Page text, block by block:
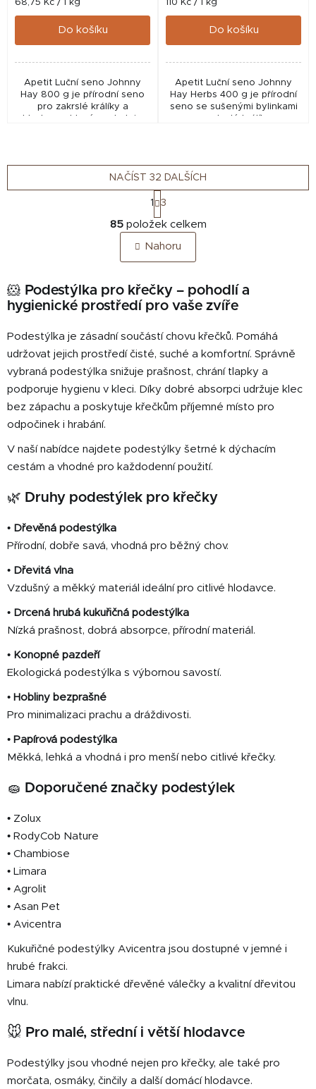
Měrná
cena:
68,75 Kč / 1 kg
Do košíku
Apetit Luční seno Johnny
Hay 800 g je přírodní seno
pro zakrslé králíky a
Měrná
cena:
110 Kč / 1 kg
Do košíku
Apetit Luční seno Johnny
Hay Herbs 400 g je přírodní
seno se sušenými bylinkami
O
v
l
á
d
a
c
p
r
v
k
y
p
i
u
NAČÍST 32 DALŠÍCH
S
t
r
á
n
k
v
á
í
1 3
85položek celkem
Nahoru
🐹 Podestýlka pro křečky – pohodlí a
hygienické prostředí pro vaše zvíře
Podestýlka je zásadní součástí chovu křečků. Pomáhá
udržovat jejich prostředí čisté, suché a komfortní. Správně
vybraná podestýlka snižuje prašnost, chrání tlapky a
podporuje hygienu v kleci. Díky dobré absorpci udržuje klec
bez zápachu a poskytuje křečkům příjemné místo pro
odpočinek i hrabání.
V naší nabídce najdete podestýlky šetrné k dýchacím
cestám a vhodné pro každodenní použití.
🌿 Druhy podestýlek pro křečky
• Dřevěná podestýlka
Přírodní, dobře savá, vhodná pro běžný chov.
• Dřevitá vlna
Vzdušný a měkký materiál ideální pro citlivé hlodavce.
• Drcená hrubá kukuřičná podestýlka
Nízká prašnost, dobrá absorpce, přírodní materiál.
• Konopné pazdeří
Ekologická podestýlka s výbornou savostí.
• Hobliny bezprašné
Pro minimalizaci prachu a dráždivosti.
• Papírová podestýlka
Měkká, lehká a vhodná i pro menší nebo citlivé křečky.
🧽 Doporučené značky podestýlek
• Zolux
• RodyCob Nature
• Chambiose
• Limara
• Agrolit
• Asan Pet
• Avicentra
Kukuřičné podestýlky Avicentra jsou dostupné v jemné i
hrubé frakci.
Limara nabízí praktické dřevěné válečky a kvalitní dřevitou
vlnu.
🐭 Pro malé, střední i větší hlodavce
Podestýlky jsou vhodné nejen pro křečky, ale také pro
morčata, osmáky, činčily a další domácí hlodavce.